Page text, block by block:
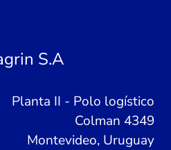
S.A
Planta II - Polo logístico
Colman 4349
Montevideo, Uruguay